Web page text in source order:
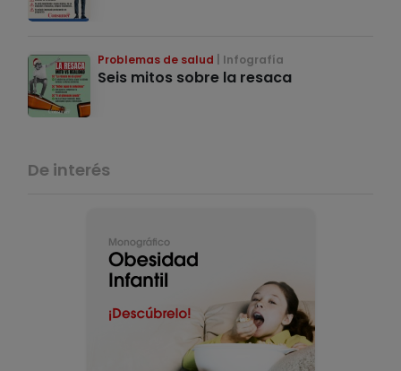
Problemas de salud Infografía
Seis mitos sobre la resaca
De interés